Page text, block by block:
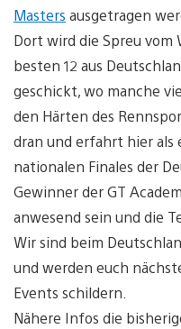
Masters ausgetragen
Dort wird die Spreu
besten 12 aus
geschickt, wo manche
den Härten des
dran und erfahrt hier als
nationalen Finales der
Gewinner der GT
anwesend sein und die
Wir sind beim
und werden euch
Events schildern.
Nähere Infos die